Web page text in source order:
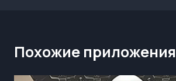
Похожие приложения